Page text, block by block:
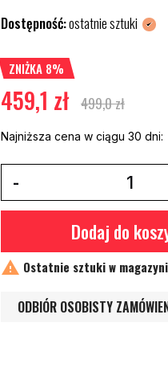
Dostępność:ostatnie sztuki
ZNIŻKA 8%
459,1 zł 499,0 zł
Najniższa cena w ciągu 30 dni:
Dodaj do
 Ostatnie sztuki w
ODBIÓR OSOBISTY